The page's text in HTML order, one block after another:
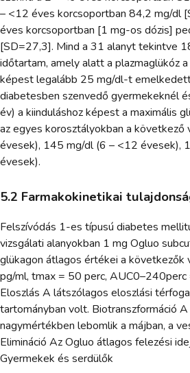
– <12 éves korcsoportban 84,2 mg/dl
éves korcsoportban [1 mg-os dózis]
[SD=27,3]. Mind a 31 alanyt tekintve
időtartam, amely alatt a plazmaglükóz
képest legalább 25 mg/dl-t
diabetesben szenvedő gyermekeknél
év) a kiinduláshoz képest a maximális
az egyes korosztályokban a
évesek), 145 mg/dl (6 – <12 évesek),
évesek).
5.2 Farmakokinetikai
Felszívódás 1-es típusú diabetes
vizsgálati alanyokban 1 mg Ogluo
glükagon átlagos értékei a következők
pg/ml, tmax = 50 perc,
Eloszlás A látszólagos eloszlási
tartományban volt. Biotranszformáció
nagymértékben lebomlik a májban, a
Elimináció Az Ogluo átlagos felezési
Gyermekek és serdülők